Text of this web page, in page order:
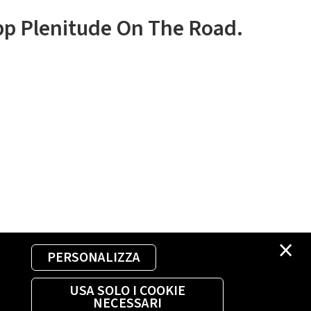
×
PERSONALIZZA
USA SOLO I COOKIE
NECESSARI
Plenitude On The Road.